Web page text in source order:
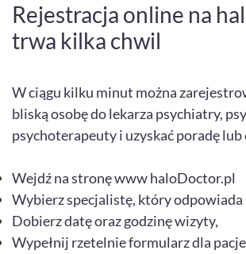
Rejestracja online na
trwa kilka chwil
W ciągu kilku minut można
bliską osobę do lekarza psychiatry,
psychoterapeuty i uzyskać poradę lub
Wejdź na stronę www haloDoctor.pl
Wybierz specjalistę, który odpowiada
Dobierz datę oraz godzinę wizyty,
Wypełnij rzetelnie formularz dla